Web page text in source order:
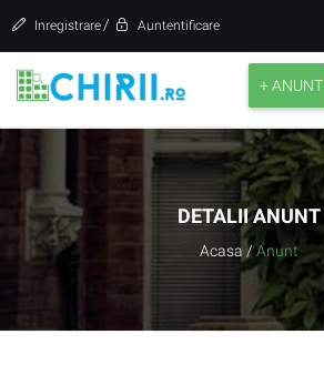
Inregistrare / Auntentificare
+ ANUNT
DETALII ANUNT
Acasa / Anunt